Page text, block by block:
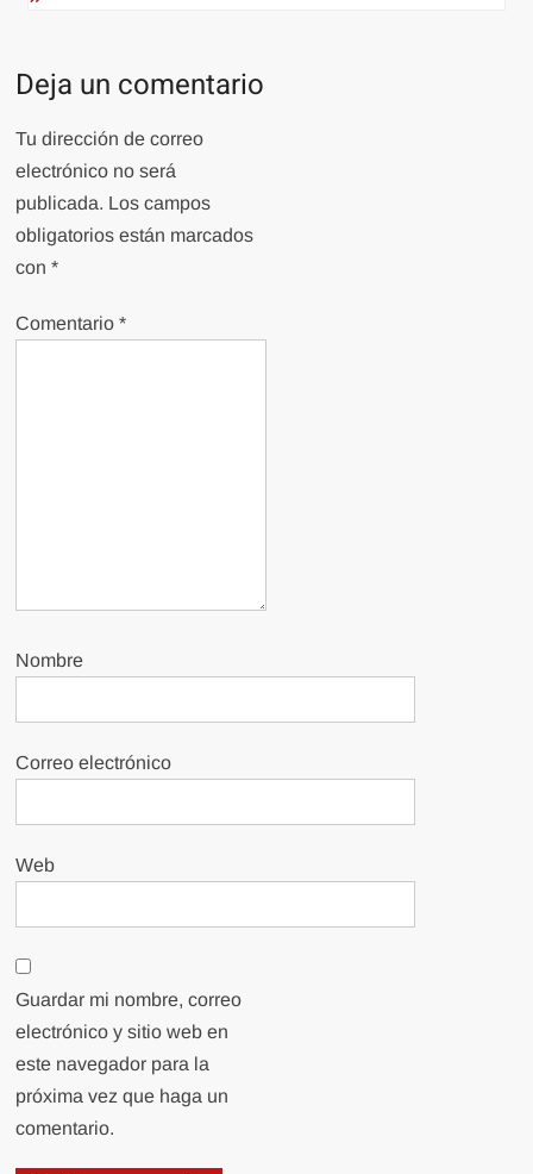
Deja un comentario
Tu dirección de correo
electrónico no será
publicada. Los campos
obligatorios están marcados
con*
Comentario*
Nombre
Correo electrónico
Web
Guardar mi nombre, correo
electrónico y sitio web en
este navegador para la
próxima vez que haga un
comentario.